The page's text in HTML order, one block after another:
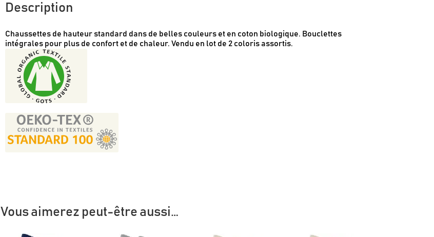
Description
Chaussettes de hauteur standard dans de belles couleurs et en coton biologique. Bouclettes
intégrales pour plus de confort et de chaleur. Vendu en lot de 2 coloris assortis.
Vous aimerez peut-être aussi…